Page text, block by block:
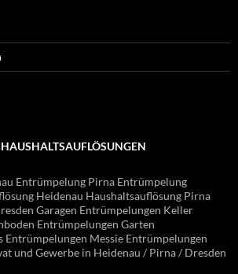
Entrümpelung Pirna Entrümpelung
Heidenau Haushaltsauflösung Pirna
Garagen Entrümpelungen Keller
Entrümpelungen Garten
Entrümpelungen Messie Entrümpelungen
und Gewerbe in Heidenau / Pirna / Dresden